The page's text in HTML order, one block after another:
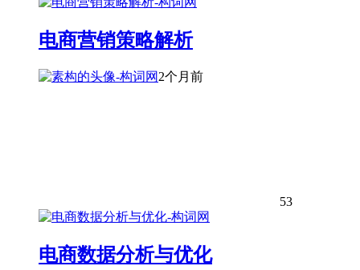
电商营销策略解析
2个月前
53
电商数据分析与优化